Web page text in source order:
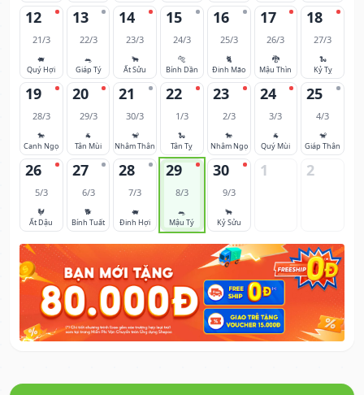
12
21/3
🐖
Quý Hợi
13
22/3
🐀
Giáp Tý
14
23/3
🐂
Ất Sửu
15
24/3
🐅
Bính Dần
16
25/3
🐈
Đinh Mão
17
26/3
🐉
Mậu Thìn
18
27/3
🐍
Kỷ Tỵ
19
28/3
🐎
Canh Ngọ
20
29/3
🐐
Tân Mùi
21
30/3
🐒
Nhâm Thân
22
1/3
🐍
Tân Tỵ
23
2/3
🐎
Nhâm Ngọ
24
3/3
🐐
Quý Mùi
25
4/3
🐒
Giáp Thân
26
5/3
🐓
Ất Dậu
27
6/3
🐕
Bính Tuất
28
7/3
🐖
Đinh Hợi
29
8/3
🐀
Mậu Tý
30
9/3
🐂
Kỷ Sửu
1 2